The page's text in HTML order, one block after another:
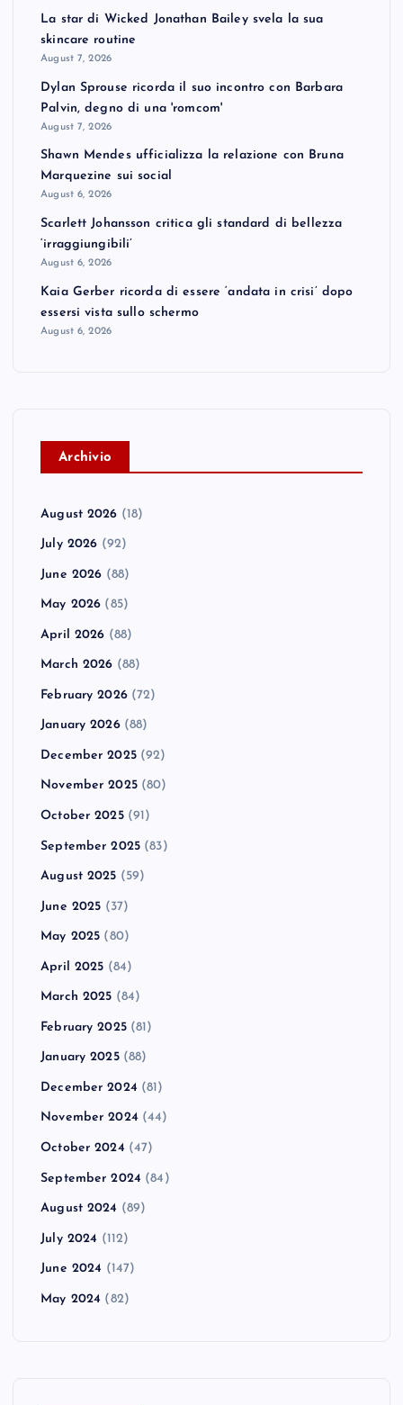
La star di Wicked Jonathan Bailey svela la sua
skincare routine
August 7, 2026
Dylan Sprouse ricorda il suo incontro con Barbara
Palvin, degno di una 'romcom'
August 7, 2026
Shawn Mendes ufficializza la relazione con Bruna
Marquezine sui social
August 6, 2026
Scarlett Johansson critica gli standard di bellezza
‘irraggiungibili’
August 6, 2026
Kaia Gerber ricorda di essere ‘andata in crisi’ dopo
essersi vista sullo schermo
August 6, 2026
Archivio
August 2026 (18)
July 2026 (92)
June 2026 (88)
May 2026 (85)
April 2026 (88)
March 2026 (88)
February 2026(72)
January 2026(88)
December 2025(92)
November 2025(80)
October 2025(91)
September 2025 (83)
August 2025 (59)
June 2025 (37)
May 2025 (80)
April 2025 (84)
March 2025 (84)
February 2025(81)
January 2025(88)
December 2024 (81)
November 2024 (44)
October 2024 (47)
September 2024 (84)
August 2024 (89)
July 2024 (112)
June 2024 (147)
May 2024 (82)